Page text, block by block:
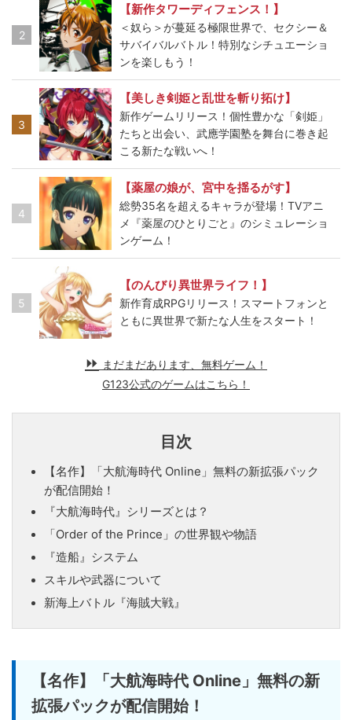
2
【新作タワーディフェンス！】
＜奴ら＞が蔓延る極限世界で、セクシー＆
サバイバルバトル！特別なシチュエーショ
ンを楽しもう！
3
【美しき剣姫と乱世を斬り拓け】
新作ゲームリリース！個性豊かな「剣姫」
たちと出会い、武應学園塾を舞台に巻き起
こる新たな戦いへ！
4
【薬屋の娘が、宮中を揺るがす】
総勢35名を超えるキャラが登場！TVアニ
メ『薬屋のひとりごと』のシミュレーショ
ンゲーム！
5
【のんびり異世界ライフ！】
新作育成RPGリリース！スマートフォンと
ともに異世界で新たな人生をスタート！
まだまだあります、無料ゲーム！
G123公式のゲームはこちら！
目次
【名作】「大航海時代 Online」無料の新拡張パック
が配信開始！
『大航海時代』シリーズとは？
「Order of the Prince」の世界観や物語
『造船』システム
スキルや武器について
新海上バトル『海賊大戦』
【名作】「大航海時代 Online」無料の新
拡張パックが配信開始！